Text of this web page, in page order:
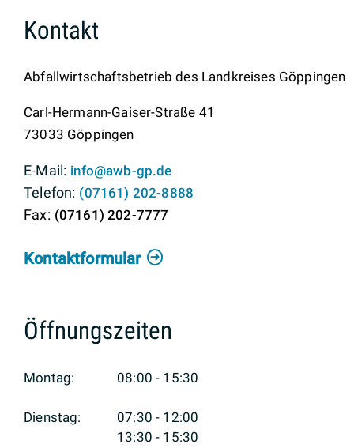
Kontakt
Abfallwirtschaftsbetrieb des Landkreises Göppingen
Carl-Hermann-Gaiser-Straße 41
73033 Göppingen
info@awb-gp.de
(071 61) 202-8888
(071 61) 202-7777
Kontaktformular
Öffnungszeiten
Montag: 08:00 - 15:30
Dienstag:
07:30 - 12:00
13:30 - 15:30